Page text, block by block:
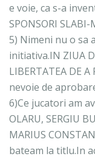
e voie, ca s-a
SPONSORI SLABI-
5) Nimeni nu o sa
initiativa.IN ZIUA
LIBERTATEA DE A
nevoie de
6)Ce jucatori am
OLARU, SERGIU
MARIUS
bateam la titlu.In